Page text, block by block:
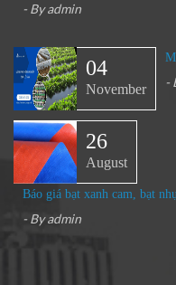
- Byadmin
04
November -
26
August
Báo giá bạt xanh cam, bạt
- Byadmin